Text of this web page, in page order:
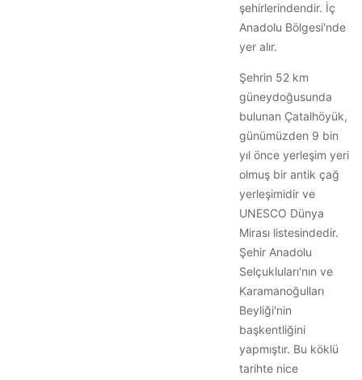
şehirlerindendir. İç
Anadolu Bölgesi'nde
yer alır.
Şehrin 52 km
güneydoğusunda
bulunan Çatalhöyük,
günümüzden 9 bin
yıl önce yerleşim yeri
olmuş bir antik çağ
yerleşimidir ve
UNESCO Dünya
Mirası listesindedir.
Şehir Anadolu
Selçukluları'nın ve
Karamanoğulları
Beyliği'nin
başkentliğini
yapmıştır. Bu köklü
tarihte nice